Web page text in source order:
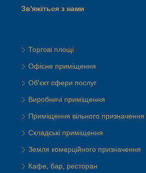
Зв'яжіться з нами
Торгові площі
Офісне приміщення
Об'єкт сфери послуг
Виробничі приміщення
Приміщення вільного призначення
Складські приміщення
Земля комерційного призначення
Кафе, бар, ресторан